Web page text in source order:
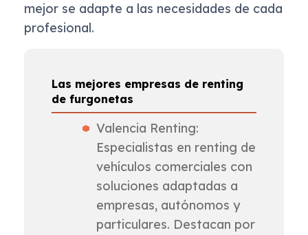
mejor se adapte a las necesidades de cada
profesional.
Las mejores empresas de renting
de furgonetas
Valencia Renting:
Especialistas en renting de
vehículos comerciales con
soluciones adaptadas a
empresas, autónomos y
particulares. Destacan por